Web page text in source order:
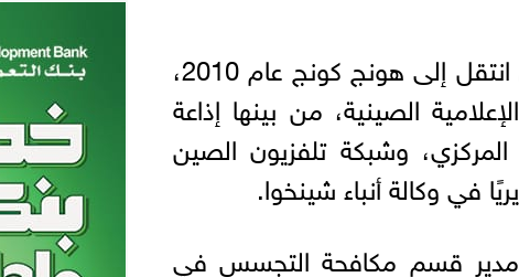
وتشير أوراق القضية إلى أن بوكن انتقل إلى هونج كونج عام 2010،
الصينية، من بينها إذاعة
وشبكة تلفزيون الصين
في وكالة أنباء شينخوا.
مدير قسم مكافحة التجسس في